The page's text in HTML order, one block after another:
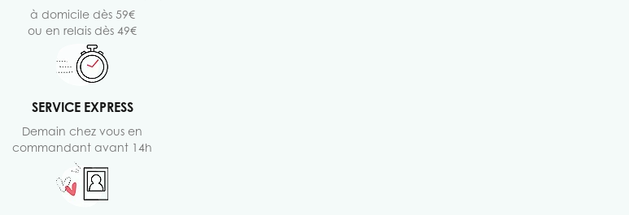
à domicile dès 59€
ou en relais dès 49€
SERVICE EXPRESS
Demain chez vous en
commandant avant 14h